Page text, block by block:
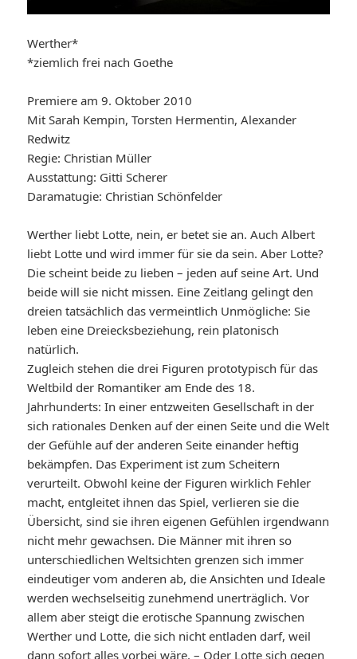
Werther*
*ziemlich frei nach Goethe
Premiere am 9. Oktober 2010
Mit Sarah Kempin, Torsten Hermentin, Alexander
Redwitz
Regie: Christian Müller
Ausstattung: Gitti Scherer
Daramatugie: Christian Schönfelder
Werther liebt Lotte, nein, er betet sie an. Auch Albert
liebt Lotte und wird immer für sie da sein. Aber Lotte?
Die scheint beide zu lieben – jeden auf seine Art. Und
beide will sie nicht missen. Eine Zeitlang gelingt den
dreien tatsächlich das vermeintlich Unmögliche: Sie
leben eine Dreiecksbeziehung, rein platonisch
natürlich.
Zugleich stehen die drei Figuren prototypisch für das
Weltbild der Romantiker am Ende des 18.
Jahrhunderts: In einer entzweiten Gesellschaft in der
sich rationales Denken auf der einen Seite und die Welt
der Gefühle auf der anderen Seite einander heftig
bekämpfen. Das Experiment ist zum Scheitern
verurteilt. Obwohl keine der Figuren wirklich Fehler
macht, entgleitet ihnen das Spiel, verlieren sie die
Übersicht, sind sie ihren eigenen Gefühlen irgendwann
nicht mehr gewachsen. Die Männer mit ihren so
unterschiedlichen Weltsichten grenzen sich immer
eindeutiger vom anderen ab, die Ansichten und Ideale
werden wechselseitig zunehmend unerträglich. Vor
allem aber steigt die erotische Spannung zwischen
Werther und Lotte, die sich nicht entladen darf, weil
dann sofort alles vorbei wäre. – Oder Lotte sich gegen